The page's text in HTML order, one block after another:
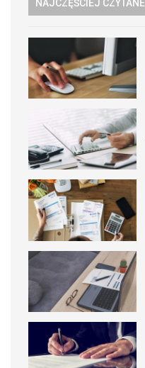
NAJCZĘŚCIEJ CZYTANE